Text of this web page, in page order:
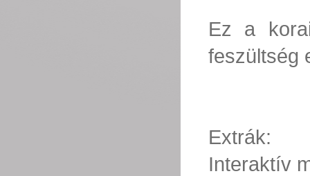
Ez a
feszültség
Extrák:
Interaktív